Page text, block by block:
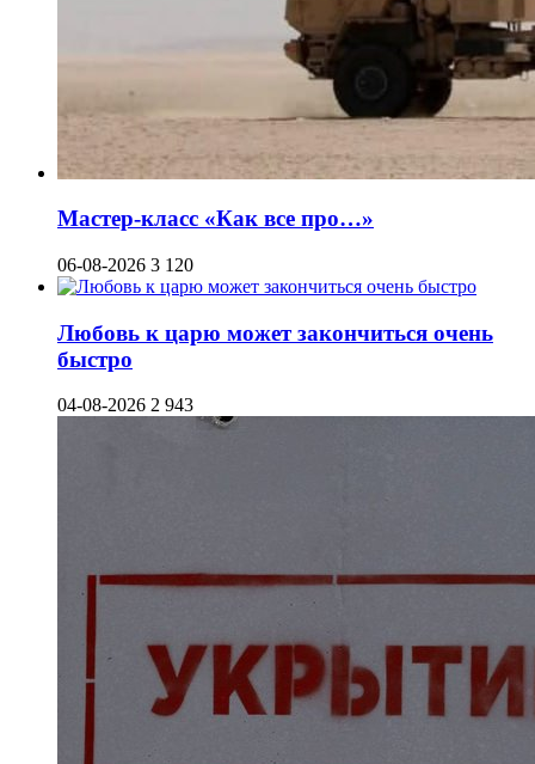
Мастер-класс «Как все про…»
06-08-2026 3 120
Любовь к царю может закончиться очень
быстро
04-08-2026 2 943